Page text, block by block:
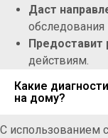
Даст
обследования
Предоставит
действиям.
Какие
на дому?
С использованием